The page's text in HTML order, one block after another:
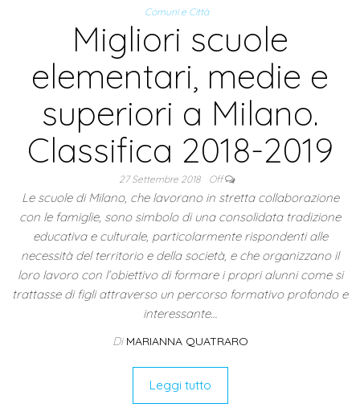
Comuni e Città
Migliori scuole
elementari, medie e
superiori a Milano.
Classifica 2018-2019
27 Settembre 2018 Off
Le scuole di Milano, che lavorano in stretta collaborazione
con le famiglie, sono simbolo di una consolidata tradizione
educativa e culturale, particolarmente rispondenti alle
necessità del territorio e della società, e che organizzano il
loro lavoro con l’obiettivo di formare i propri alunni come si
trattasse di figli attraverso un percorso formativo profondo e
interessante…
Di MARIANNA QUATRARO
Leggi tutto